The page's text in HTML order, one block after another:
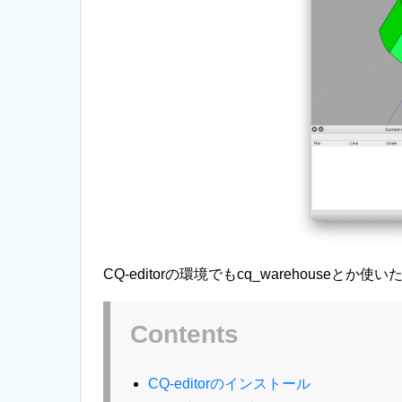
CQ-editorの環境でもcq_warehouseとか使い
Contents
CQ-editorのインストール